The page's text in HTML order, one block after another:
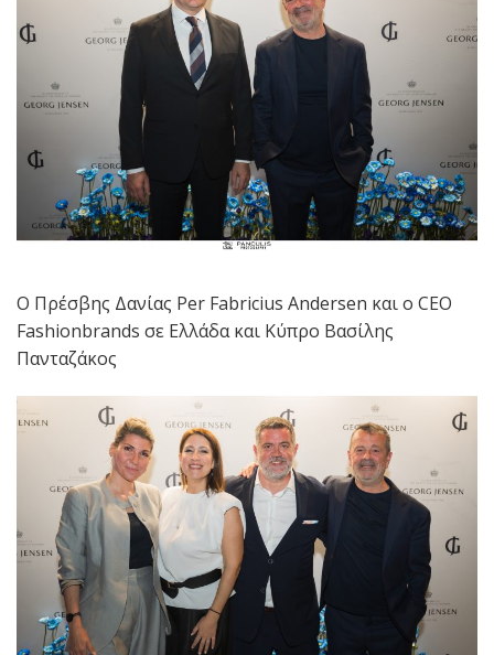
Ο Πρέσβης Δανίας Per Fabricius Andersen και ο CEO
Fashionbrands σε Ελλάδα και Κύπρο Βασίλης
Πανταζάκος